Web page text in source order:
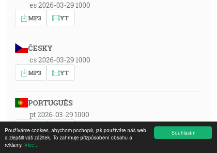
Souhlasím
Používáme cookies, abychom pochopili, jak používáte náš web
a zlepšili váš zážitek. To zahrnuje přizpůsobení obsahu a
reklamy. Více...
es 2026-03-29 1000
MP3 YT
ČESKY
cs 2026-03-29 1000
MP3 YT
PORTUGUÊS
pt 2026-03-29 1000
MP3 YT